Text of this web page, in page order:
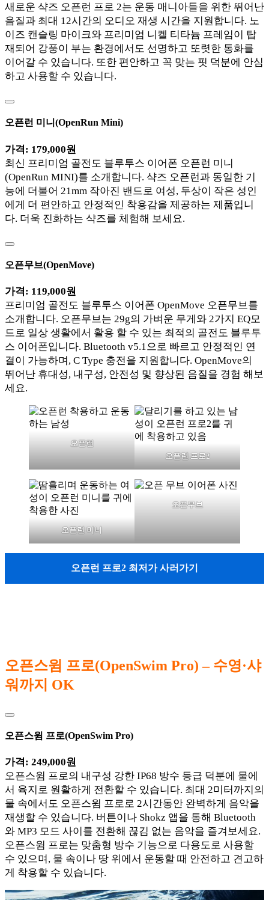
새로운 샥즈 오픈런 프로 2는 운동 매니아들을 위한 뛰어난
음질과 최대 12시간의 오디오 재생 시간을 지원합니다. 노
이즈 캔슬링 마이크와 프리미엄 니켈 티타늄 프레임이 탑
재되어 강풍이 부는 환경에서도 선명하고 또렷한 통화를
이어갈 수 있습니다. 또한 편안하고 꼭 맞는 핏 덕분에 안심
하고 사용할 수 있습니다.
오픈런 미니(OpenRun Mini)
가격: 179,000원
최신 프리미엄 골전도 블루투스 이어폰 오픈런 미니
(OpenRun MINI)를 소개합니다. 샥즈 오픈런과 동일한 기
능에 더불어 21mm 작아진 밴드로 여성, 두상이 작은 성인
에게 더 편안하고 안정적인 착용감을 제공하는 제품입니
다. 더욱 진화하는 샥즈를 체험해 보세요.
오픈무브(OpenMove)
가격: 119,000원
프리미엄 골전도 블루투스 이어폰 OpenMove 오픈무브를
소개합니다. 오픈무브는 29g의 가벼운 무게와 2가지 EQ모
드로 일상 생활에서 활용 할 수 있는 최적의 골전도 블루투
스 이어폰입니다. Bluetooth v5.1으로 빠르고 안정적인 연
결이 가능하며, C Type 충전을 지원합니다. OpenMove의
뛰어난 휴대성, 내구성, 안전성 및 향상된 음질을 경험 해보
세요.
오픈런
오픈런 프로2
오픈런 미니
오픈무브
오픈런 프로2 최저가 사러가기
오픈스윔 프로(OpenSwim Pro) – 수영·샤
워까지 OK
오픈스윔 프로(OpenSwim Pro)
가격: 249,000원
오픈스윔 프로의 내구성 강한 IP68 방수 등급 덕분에 물에
서 육지로 원활하게 전환할 수 있습니다. 최대 2미터까지의
물 속에서도 오픈스윔 프로로 2시간동안 완벽하게 음악을
재생할 수 있습니다. 버튼이나 Shokz 앱을 통해 Bluetooth
와 MP3 모드 사이를 전환해 끊김 없는 음악을 즐겨보세요.
오픈스윔 프로는 맞춤형 방수 기능으로 다용도로 사용할
수 있으며, 물 속이나 땅 위에서 운동할 때 안전하고 견고하
게 착용할 수 있습니다.